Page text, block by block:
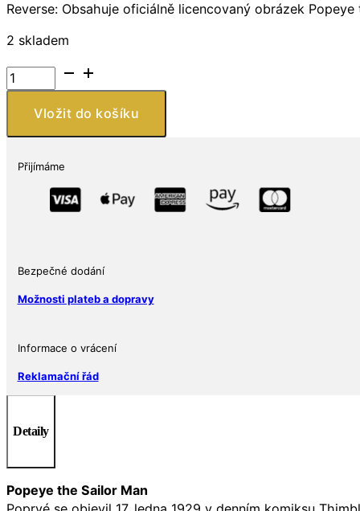
Reverse: Obsahuje oficiálně licencovaný obrázek
2 skladem
Stříbrná
mince
Popeye
BU
Vložit do košíku
Přijímáme
Bezpečné dodání
Možnosti plateb a dopravy
Informace o vrácení
Reklamační řád
Detaily
Popeye the Sailor Man